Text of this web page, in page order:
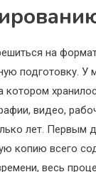
на
подготовку. У
котором
видео,
лет. Первым
копию всего
весь